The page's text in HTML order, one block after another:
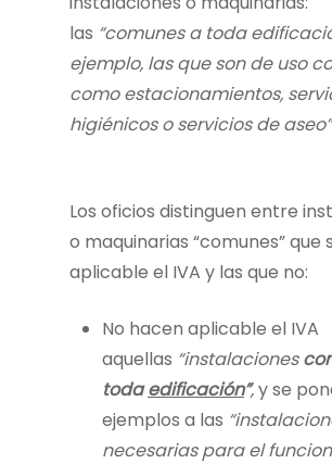
las “comunes a toda
ejemplo, las que son de uso
como estacionamientos,
higiénicos o servicios de
Los oficios distinguen entre
o maquinarias “comunes” que
aplicable el IVA y las que no:
No hacen aplicable el IVA
aquellas “instalaciones
todaedificación”,y se
ejemplos a las
necesarias para el